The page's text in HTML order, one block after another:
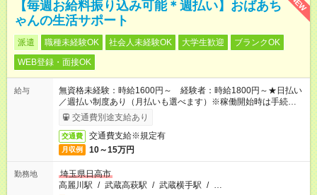
【毎週お給料振り込み可能＊週払い】おばあち
ゃんの生活サポート
派遣 職種未経験OK 社会人未経験OK 大学生歓迎
ブランクOK
WEB登録・面接OK
給与
無資格未経験：時給1600円～ 経験者：時給1800円～★日払い
／週払い制度あり（月払いも選べます）※稼働開始時は手続き完
了次第のお支払いとなります。
交通費別途支給あり
交通費 交通費支給※規定有
月収例 10～15万円
勤務地
埼玉県日高市
高麗川駅 / 武蔵高萩駅 / 武蔵横手駅 / …